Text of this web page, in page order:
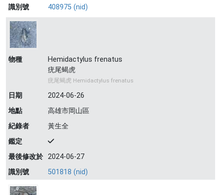
識別號
408975 (nid)
物種
Hemidactylus frenatus
疣尾蝎虎
疣尾蝎虎 Hemidactylus frenatus
日期
2024-06-26
地點
高雄市岡山區
紀錄者
黃生全
鑑定
最後修改於 2024-06-27
識別號
501818 (nid)